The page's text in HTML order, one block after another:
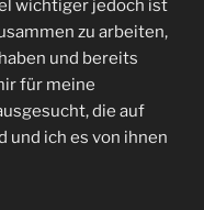
wichtiger jedoch ist
zu arbeiten,
und bereits
für meine
die auf
und ich es von ihnen